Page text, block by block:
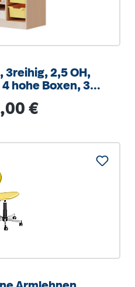
3reihig, 2,5 OH,
hohe Boxen, 3
Preis:
€